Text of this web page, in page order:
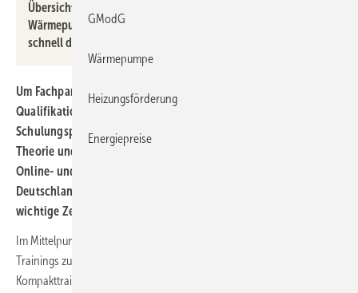
Übersichtlich und kompakt: Im neuen „Wissenstraining.
Wärmepumpen in Theorie und Praxis“ findet jeder Interessent
schnell die passende Schulung für sich.
Um Fachpartner auf dem neuesten Stand zu halten und ihre
Qualifikation zu sichern, hat Mitsubishi Electric sein
Schulungsprogramm „Wissenstraining. Wärmepumpen in
Theorie und Praxis“ für 2026 aktualisiert. Das Angebot umfasst
Online- und Präsenzschulungen an neun Standorten in
Deutschland, deckt technische Neuheiten ab und bereitet auf
wichtige Zertifizierungen vor.
Im Mittelpunkt des technischen Angebots stehen aktualisierte
Trainings zu den Ecodan Luft/Wasser-Wärmepumpen. Ein dreitägiges
Kompakttraining vermittelt effizient und praxisorientiert alles
GModG
Wärmepumpe
Heizungsförderung
Energiepreise